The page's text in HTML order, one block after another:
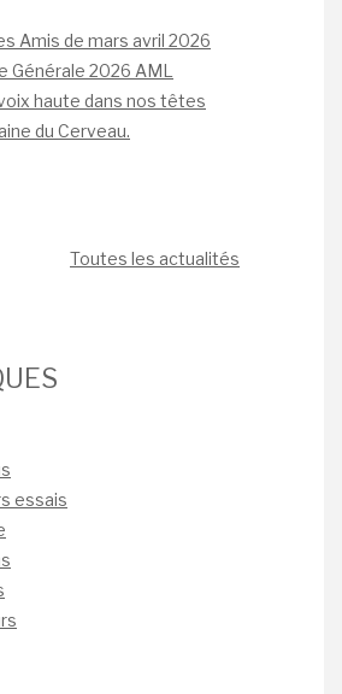
Amis de mars avril 2026
Générale 2026 AML
haute dans nos têtes
du Cerveau.
Toutes les actualités
essais